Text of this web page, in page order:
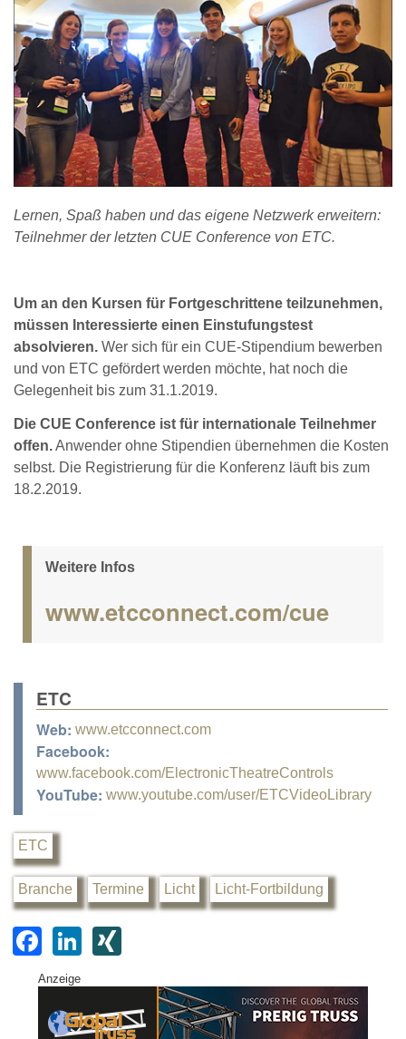
Lernen, Spaß haben und das eigene Netzwerk erweitern:
Teilnehmer der letzten CUE Conference von ETC.
Um an den Kursen für Fortgeschrittene teilzunehmen,
müssen Interessierte einen Einstufungstest
absolvieren. Wer sich für ein CUE-Stipendium bewerben
und von ETC gefördert werden möchte, hat noch die
Gelegenheit bis zum 31.1.2019.
Die CUE Conference ist für internationale Teilnehmer
offen.Anwender ohne Stipendien übernehmen die Kosten
selbst. Die Registrierung für die Konferenz läuft bis zum
18.2.2019.
Weitere Infos
www.etcconnect.com/cue
ETC
Web: www.etcconnect.com
Facebook:
www.facebook.com/ElectronicTheatreControls
YouTube: www.youtube.com/user/ETCVideoLibrary
ETC
Branche Termine Licht Licht-Fortbildung
F
a
c
e
Li
k
e
G
Anzeige